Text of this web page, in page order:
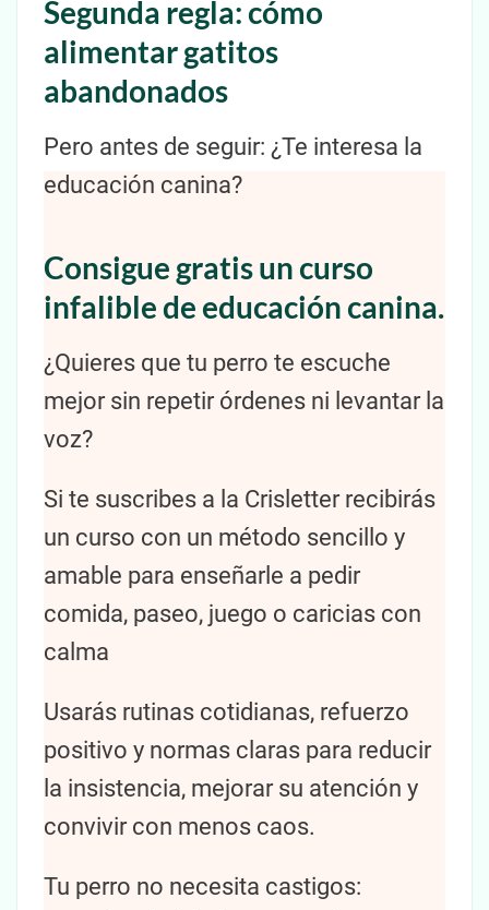
Segunda regla: cómo
alimentar gatitos
abandonados
Pero antes de seguir: ¿Te interesa la
educación canina?
Consigue gratis un curso
infalible de educación canina.
¿Quieres que tu perro te escuche
mejor sin repetir órdenes ni levantar la
voz?
Si te suscribes a la Crisletter recibirás
un curso con un método sencillo y
amable para enseñarle a pedir
comida, paseo, juego o caricias con
calma
Usarás rutinas cotidianas, refuerzo
positivo y normas claras para reducir
la insistencia, mejorar su atención y
convivir con menos caos.
Tu perro no necesita castigos: